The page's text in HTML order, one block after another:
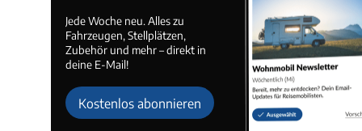
Jede Woche neu. Alles zu
Fahrzeugen, Stellplätzen,
Zubehör und mehr – direkt in
deine E-Mail!
Kostenlos abonnieren